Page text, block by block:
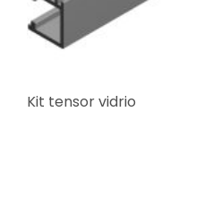
Kit tensor vidrio